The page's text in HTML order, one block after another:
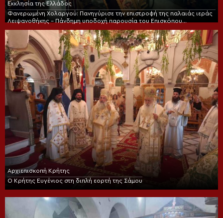
Εκκλησία της Ελλάδος
Φανερωμένη Χολαργού: Πανηγύρισε την επιστροφή της παλαιάς ιεράς
Λειψανοθήκης – Πάνδημη υποδοχή παρουσία του Επισκόπου
Αρχιεπισκοπή Κρήτης
Ο Κρήτης Ευγένιος στη διπλή εορτή της Σάμου